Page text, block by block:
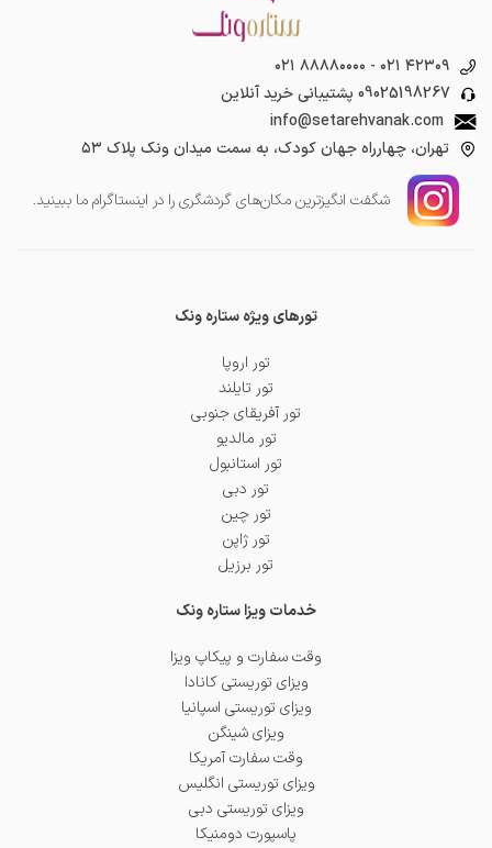
۰۲۱ ۸۸۸۸۰۰۰۰ - ۰۲۱ ۴۲۳۰۹
09025198267 پشتیبانی خرید آنلاین
info@setarehvanak.com
تهران، چهارراه جهان کودک، به سمت میدان ونک پلاک ۵۳
شگفت انگیز‌ترین مکان‌های گردشگری را در اینستاگرام ما ببینید.
تورهای ویژه ستاره ونک
تور اروپا
تور تایلند
تور آفریقای جنوبی
تور مالدیو
تور استانبول
تور دبی
تور چین
تور ژاپن
تور برزیل
خدمات ویزا ستاره ونک
وقت سفارت و پیکاپ ویزا
ویزای توریستی کانادا
ویزای توریستی اسپانیا
ویزای شینگن
وقت سفارت آمریکا
ویزای توریستی انگلیس
ویزای توریستی دبی
پاسپورت دومنیکا